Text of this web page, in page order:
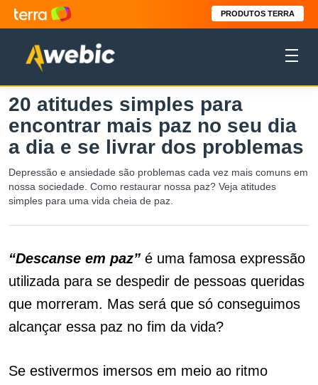
PRODUTOS TERRA
20 atitudes simples para
encontrar mais paz no seu dia
a dia e se livrar dos problemas
Depressão e ansiedade são problemas cada vez mais comuns em
nossa sociedade. Como restaurar nossa paz? Veja atitudes
simples para uma vida cheia de paz.
“Descanse em paz” é uma famosa expressão
utilizada para se despedir de pessoas queridas
que morreram. Mas será que só conseguimos
alcançar essa paz no fim da vida?
Se estivermos imersos em meio ao ritmo